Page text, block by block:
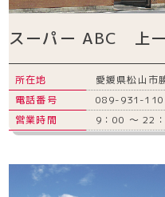
スーパー ABC 上
所在地
愛媛県松山市
電話番号
089-931-
営業時間
9：00 ～ 22